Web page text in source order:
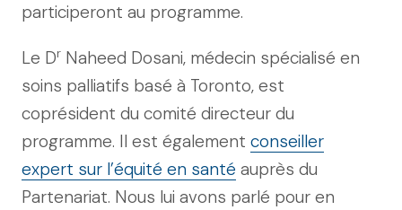
participeront au programme.
Le Dr Naheed Dosani, médecin spécialisé en
soins palliatifs basé à Toronto, est
coprésident du comité directeur du
programme. Il est également conseiller
expert sur l’équité en santé auprès du
Partenariat. Nous lui avons parlé pour en